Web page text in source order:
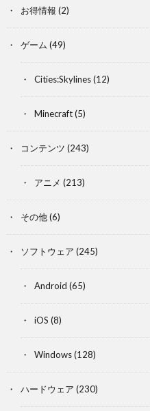
お得情報 (2)
ゲーム (49)
Cities:Skylines(12)
Minecraft(5)
コンテンツ (243)
アニメ (213)
その他(6)
ソフトウェア (245)
Android (65)
iOS (8)
Windows(128)
ハードウェア (230)